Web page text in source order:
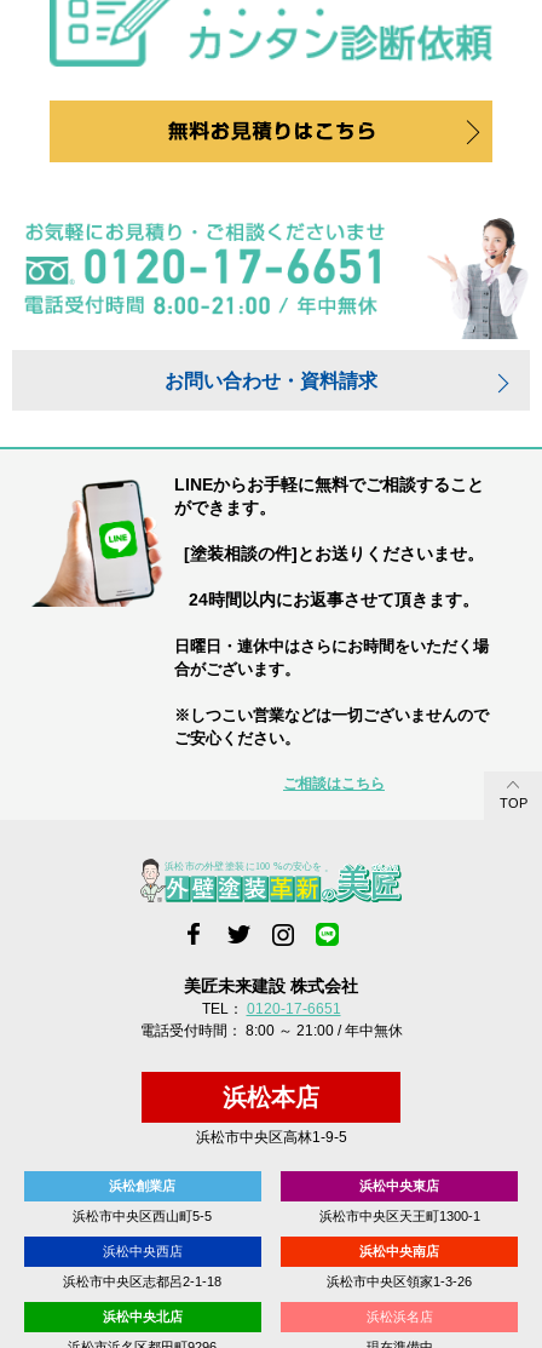
お問い合わせ・資料請求
LINEからお手軽に無料でご相談すること
ができます。
[塗装相談の件]とお送りくださいませ。
24時間以内にお返事させて頂きます。
日曜日・連休中はさらにお時間をいただく場
合がございます。
※しつこい営業などは一切ございませんので
ご安心ください。
ご相談はこちら
TOP
美匠未来建設 株式会社
TEL： 0120-17-6651
電話受付時間： 8:00 ～ 21:00 / 年中無休
浜松本店
浜松市中央区高林1-9-5
浜松創業店
浜松市中央区西山町5-5
浜松中央東店
浜松市中央区天王町1300-1
浜松中央西店
浜松市中央区志都呂2-1-18
浜松中央南店
浜松市中央区領家1-3-26
浜松中央北店 浜松浜名店